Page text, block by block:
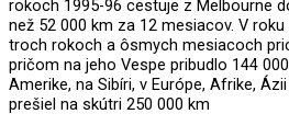
rokoch 1995-96 cestuje z Melbourne
než 52 000 km za 12 mesiacov. V
troch rokoch a ôsmych mesiacoch
pričom na jeho Vespe pribudlo 144
Amerike, na Sibíri, v Európe, Afrike,
prešiel na skútri 250 000 km